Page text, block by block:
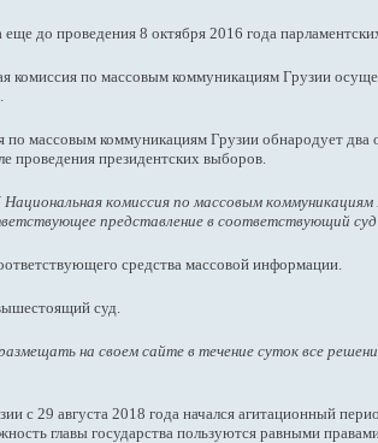
еще до проведения 8 октября 2016 года
комиссия по массовым коммуникациям Грузии
по массовым коммуникациям Грузии обнародует
проведения президентских выборов.
комиссия по массовым
представление в соответствующий
средства массовой информации.
суд.
на своем сайте в течение суток все
с 29 августа 2018 года начался агитационный
главы государства пользуются равными